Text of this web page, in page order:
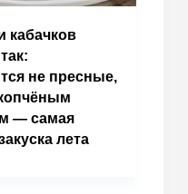
кабачков
не пресные,
— самая
лета